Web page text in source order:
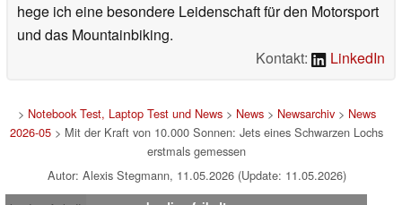
hege ich eine besondere Leidenschaft für den Motorsport
und das Mountainbiking.
Kontakt:
LinkedIn
> Notebook Test, Laptop Test und News> News> Newsarchiv> News
2026-05 > Mit der Kraft von 10.000 Sonnen: Jets eines Schwarzen Lochs
erstmals gemessen
Autor: Alexis Stegmann, 11.05.2026 (Update: 11.05.2026)